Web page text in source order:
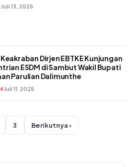
Juli 13, 2025
Dirjen EBTKE Kunjungan
ESDM di Sambut Wakil Bupati
Parulian Dalimunthe
Juli 11, 2025
Paginasi pos
3 Berikutnya ›